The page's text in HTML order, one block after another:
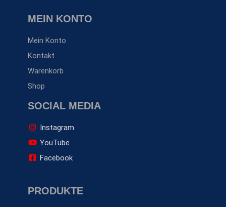
MEIN KONTO
Mein Konto
Kontakt
Warenkorb
Shop
SOCIAL MEDIA
Instagram
YouTube
Facebook
PRODUKTE